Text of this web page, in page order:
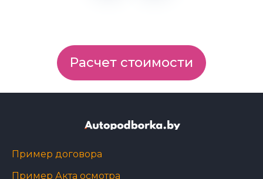
Расчет стоимости
Пример договора
Пример Акта осмотра